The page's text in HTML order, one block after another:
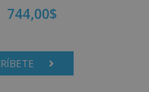
744,00$